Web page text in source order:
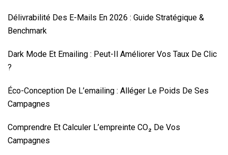
Délivrabilité Des E-Mails En 2026 : Guide Stratégique &
Benchmark
Dark Mode Et Emailing : Peut-Il Améliorer Vos Taux De Clic
?
Éco-Conception De L’emailing : Alléger Le Poids De Ses
Campagnes
Comprendre Et Calculer L’empreinte CO₂ De Vos
Campagnes